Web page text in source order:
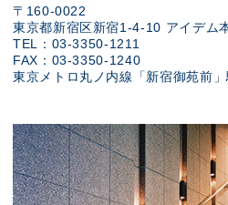
〒160-0022
東京都新宿区新宿1-4-10 アイデム
TEL：03-3350-1211
FAX：03-3350-1240
東京メトロ丸ノ内線「新宿御苑前